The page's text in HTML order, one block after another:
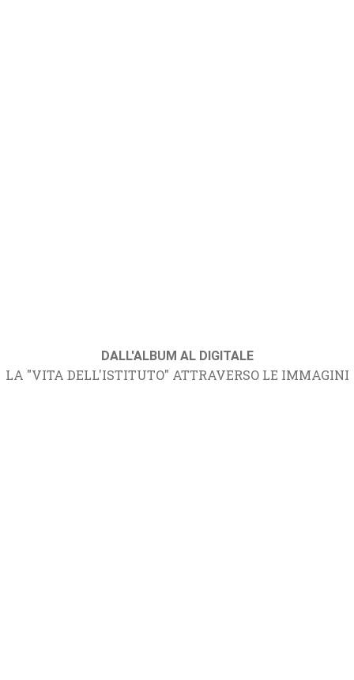
DALL'ALBUM AL DIGITALE
LA "VITA DELL'ISTITUTO" ATTRAVERSO LE IMMAGINI